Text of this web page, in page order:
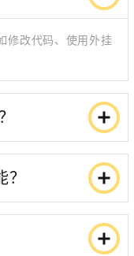
修改代码、使用外挂